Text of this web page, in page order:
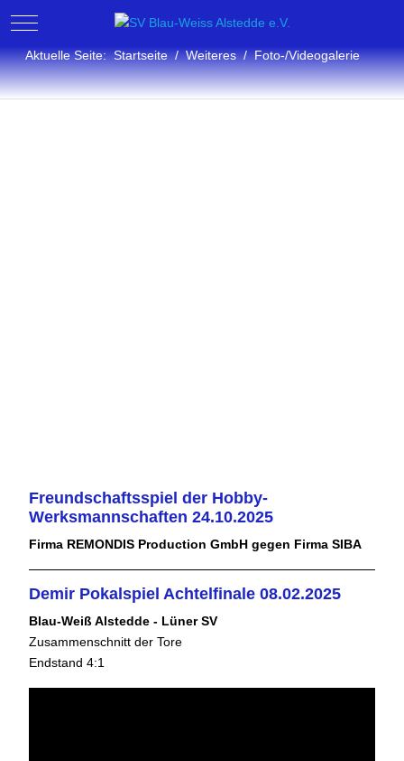
Mobile Menu Toggle
Aktuelle Seite:Startseite Weiteres Foto-/Videogalerie
Freundschaftsspiel der Hobby-
Werksmannschaften 24.10.2025
Firma REMONDIS Production GmbH gegen Firma SIBA
Demir Pokalspiel Achtelfinale 08.02.2025
Blau-Weiß Alstedde - Lüner SV
Zusammenschnitt der Tore
Endstand 4:1